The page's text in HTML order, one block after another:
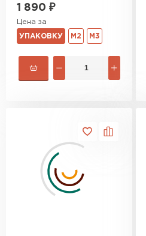
1 890 ₽
Цена за
УПАКОВКУ М2 М3